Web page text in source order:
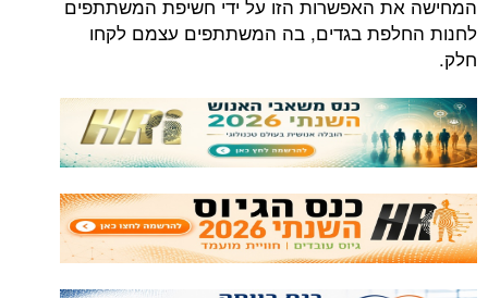
המחישה את האפשרות הזו על ידי חשיפת המשתתפים
לחנות החלפת בגדים, בה המשתתפים עצמם לקחו
חלק.